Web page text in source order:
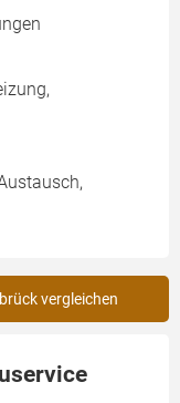
vergleichen